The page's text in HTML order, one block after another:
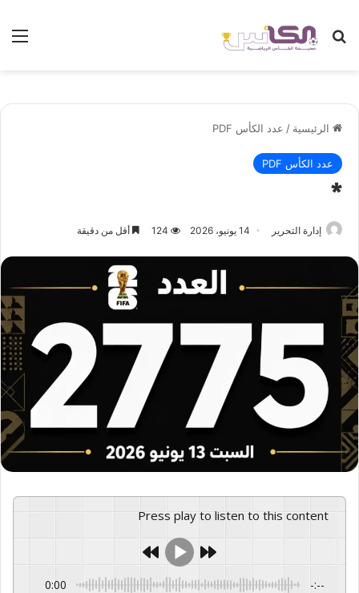
بحث عن
الرئيسية / عدد الكأس PDF
عدد الكأس PDF
*
إدارة التحرير 14 يونيو، 2026 124 أقل من دقيقة
Press play to listen to this content
0:00 -:--